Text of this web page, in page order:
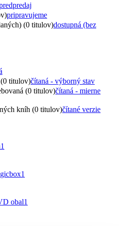
pripravujeme
(0 titulov)dostupná (bez
titulov)čítaná - výborný stav
(0 titulov)čítaná - mierne
kníh (0 titulov)čítané verzie
1
1
obal1